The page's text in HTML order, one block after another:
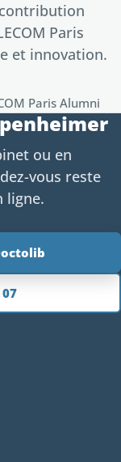
Paris
et innovation.
Paris Alumni
ou en
vous reste
ligne.